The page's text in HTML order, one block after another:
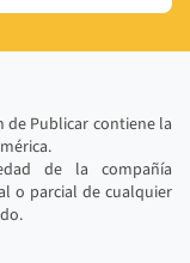
de Publicar contiene la
de la compañía
o parcial de cualquier